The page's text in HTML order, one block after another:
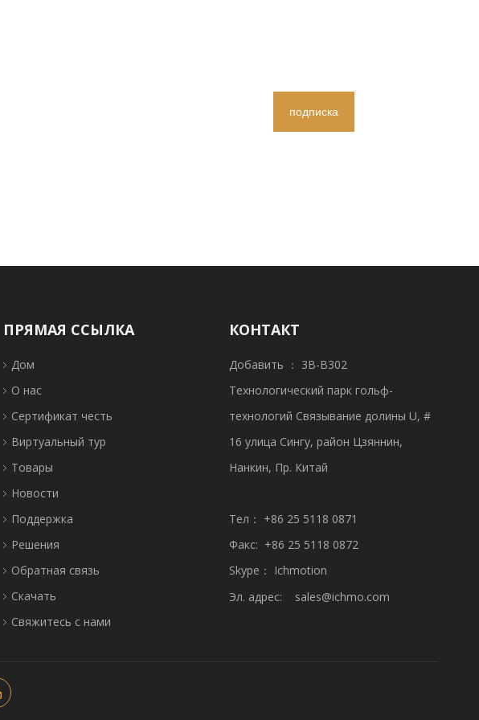
подписка
ПРЯМАЯ ССЫЛКА
Дом
О нас
Сертификат честь
Виртуальный тур
Товары
Новости
Поддержка
Решения
Обратная связь
Скачать
Свяжитесь с нами
КОНТАКТ
Добавить ： 3B-B302
Технологический парк гольф-
технологий Связывание долины U, #
16 улица Сингу, район Цзяннин,
Нанкин, Пр. Китай
Тел： +86 25 5118 0871
Факс: +86 25 5118 0872
Skype： Ichmotion
Эл. адрес: sales@ichmo.com